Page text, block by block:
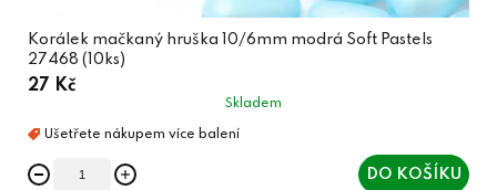
Korálek mačkaný hruška 10/6mm modrá Soft Pastels
27468 (10ks)
27 Kč
Skladem
DO KOŠÍKU